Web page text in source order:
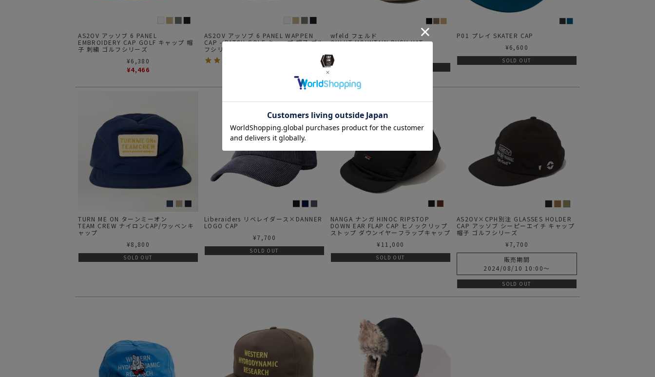
AS2OV アッソブ 6 PANEL
EMBROIDERY CAP GOLF キャップ 帽
子 刺繍 ゴルフシリーズ
¥6,380
¥4,466
AS2OV アッソブ 6 PANEL WAPPEN
CAP - PATCH GOLF キャップ 帽子 ゴル
フシリーズ
wfeld フェルド
QULUT MOUNTAIN BUSH HAT
P01 プレイ SKATER CAP
¥6,600
SOLD OUT
TURN ME ON ターンミーオン
TEAM CREW ナイロンCAP/ワッベンキ
ャップ
¥8,800
SOLD OUT
Liberaiders リベレイダース×DANNER
LOGO CAP
¥7,700
SOLD OUT
NANGA ナンガ HINOC RIPSTOP
DOWN EAR FLAP CAP ヒノックリップ
ストップ ダウンイヤーフラップキャップ
¥ 11,000
SOLD OUT
AS2OV×CPH別注 GLASSES HOLDER
CAP アッソブ シーピーエイチ キャップ
帽子 ゴルフシリーズ
¥7,700
販売期間
2024/08/10 10:00〜
SOLD OUT